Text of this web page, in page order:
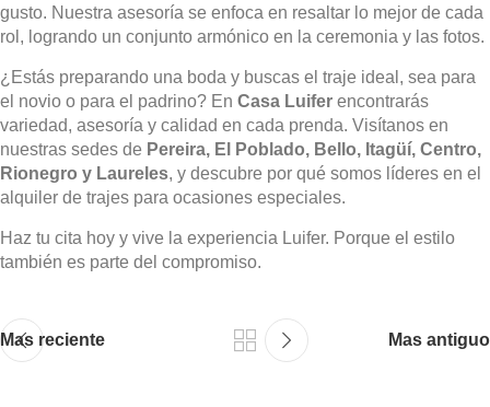
gusto. Nuestra asesoría se enfoca en resaltar lo mejor de cada
rol, logrando un conjunto armónico en la ceremonia y las fotos.
¿Estás preparando una boda y buscas el traje ideal, sea para
el novio o para el padrino? En Casa Luifer encontrarás
variedad, asesoría y calidad en cada prenda. Visítanos en
nuestras sedes de Pereira, El Poblado, Bello, Itagüí, Centro,
Rionegro y Laureles, y descubre por qué somos líderes en el
alquiler de trajes para ocasiones especiales.
Haz tu cita hoy y vive la experiencia Luifer. Porque el estilo
también es parte del compromiso.
Mas reciente Mas antiguo